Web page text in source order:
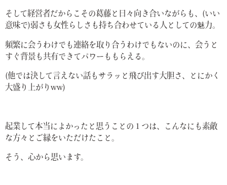
そして経営者だからこその葛藤と日々向き合いながらも、(いい
意味で)弱さも女性らしさも持ち合わせている人としての魅力。
頻繁に会うわけでも連絡を取り合うわけでもないのに、会うと
すぐ背景も共有できてパワーももらえる。
(他では決して言えない話もサラッと飛び出す大胆さ、とにかく
大盛り上がりww)
起業して本当によかったと思うことの１つは、こんなにも素敵
な方々とご縁をいただけたこと。
そう、心から思います。